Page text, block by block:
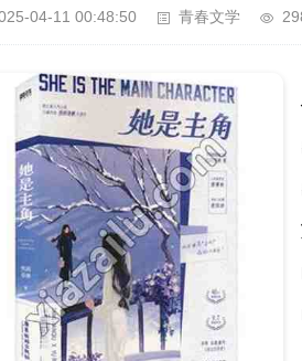
04-11 00:48:50 青春文学